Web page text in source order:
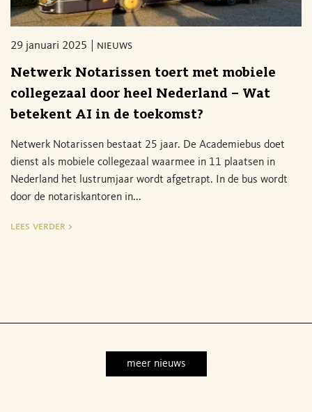
29 januari 2025 nieuws
Netwerk Notarissen toert met mobiele
collegezaal door heel Nederland – Wat
betekent AI in de toekomst?
Netwerk Notarissen bestaat 25 jaar. De Academiebus doet
dienst als mobiele collegezaal waarmee in 11 plaatsen in
Nederland het lustrumjaar wordt afgetrapt. In de bus wordt
door de notariskantoren in...
lees verder >
meer nieuws